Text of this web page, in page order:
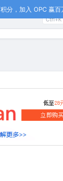
分，加入 OPC 赢
Ctrl+K